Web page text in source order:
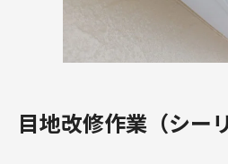
目地改修作業（シー